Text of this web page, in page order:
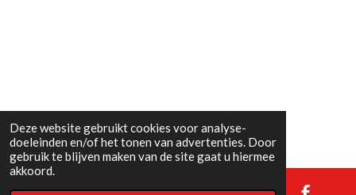
Deze website gebruikt cookies voor analyse-
doeleinden en/of het tonen van advertenties. Door
gebruik te blijven maken van de site gaat u hiermee
akkoord.